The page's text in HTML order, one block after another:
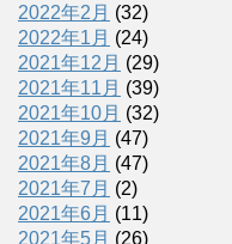
2022年2月 (32)
2022年1月 (24)
2021年12月 (29)
2021年11月 (39)
2021年10月 (32)
2021年9月 (47)
2021年8月 (47)
2021年7月 (2)
2021年6月 (11)
2021年5月 (26)